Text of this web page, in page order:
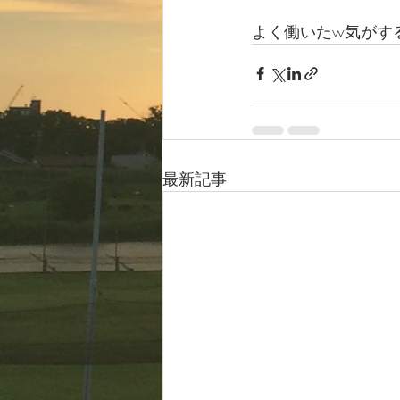
よく働いたw気がす
最新記事